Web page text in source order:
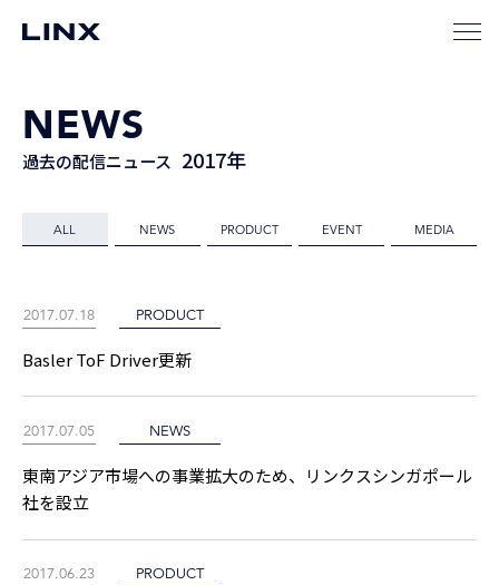
NEWS
過去の配信ニュース 2017年
ALL NEWS PRODUCT EVENT MEDIA
2017.07.18 PRODUCT
Basler ToF Driver更新
2017.07.05 NEWS
東南アジア市場への事業拡大のため、リンクスシンガポール
社を設立
2017.06.23 PRODUCT